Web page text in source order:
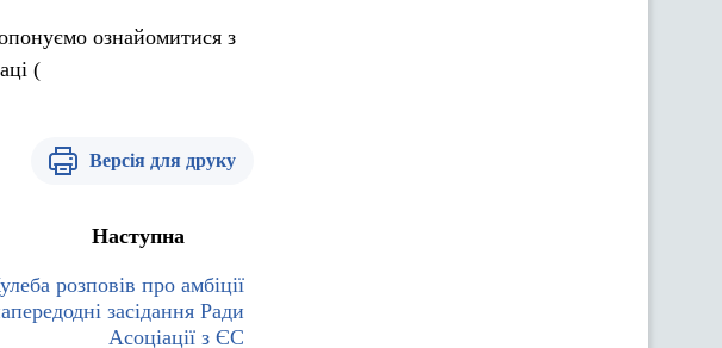
ознайомитися з
(
Версія для друку
Наступна
розповів про амбіції
засідання Ради
Асоціації з ЄС